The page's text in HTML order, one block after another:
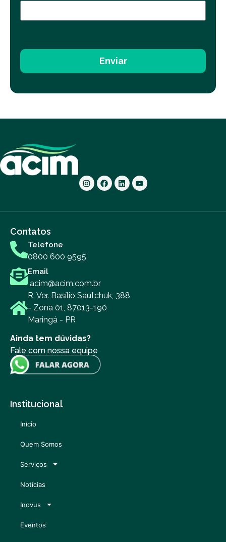
Enviar
Contatos
Telefone
0800 600 9595
Email
acim@acim.com.br
R. Ver. Basílio Sautchuk, 388
- Zona 01, 87013-190
Maringá - PR
Ainda tem dúvidas?
Fale com nossa equipe
Institucional
Início
Quem Somos
Serviços
Notícias
Inovus
Eventos